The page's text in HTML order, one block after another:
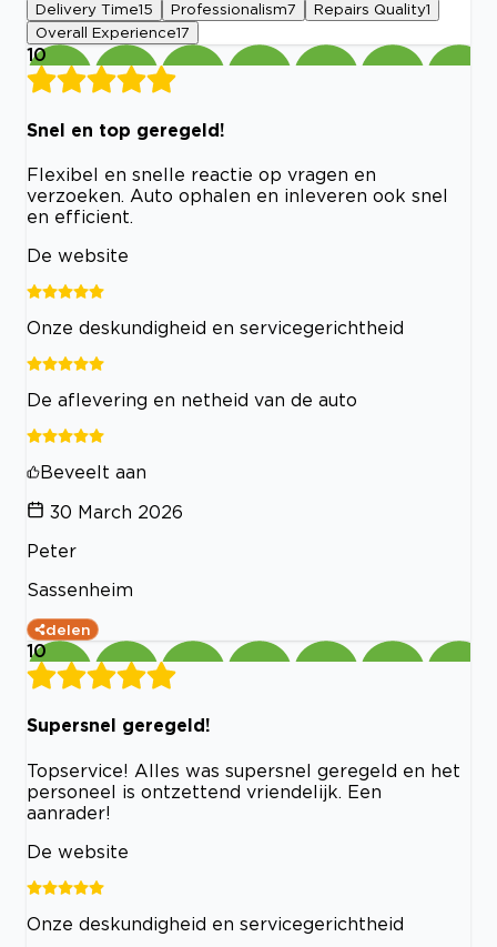
Delivery Time15 Professionalism7 Repairs Quality1
Overall Experience17
10
Snel en top geregeld!
Flexibel en snelle reactie op vragen en
verzoeken. Auto ophalen en inleveren ook snel
en efficient.
De website
Onze deskundigheid en servicegerichtheid
De aflevering en netheid van de auto
Beveelt aan
30 March 2026
Peter
Sassenheim
delen
10
Supersnel geregeld!
Topservice! Alles was supersnel geregeld en het
personeel is ontzettend vriendelijk. Een
aanrader!
De website
Onze deskundigheid en servicegerichtheid